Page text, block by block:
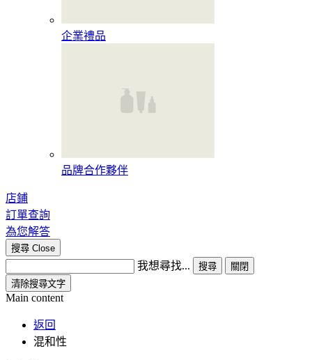
企業禮品
品牌合作夥伴
店鋪
訂單查詢
為您解答
搜尋 Close
我想尋找... 搜尋
關閉
清除搜尋文字
Main content
返回
混和性